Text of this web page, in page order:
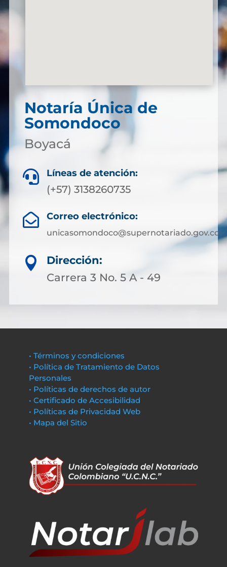
Notaría Única de
Somondoco
Boyacá
 Líneas de atención:
(+57) 3138260735
 Correo electrónico:
unicasomondoco@supernotariado.gov.co

Dirección:
Carrera 3 No. 5 A - 49
• Términos y condiciones
• Política de Tratamiento de Datos
Personales
• Políticas de derechos de autor
• Certificado de Accesibilidad
• Políticas de Privacidad Web
• Mapa del Sitio